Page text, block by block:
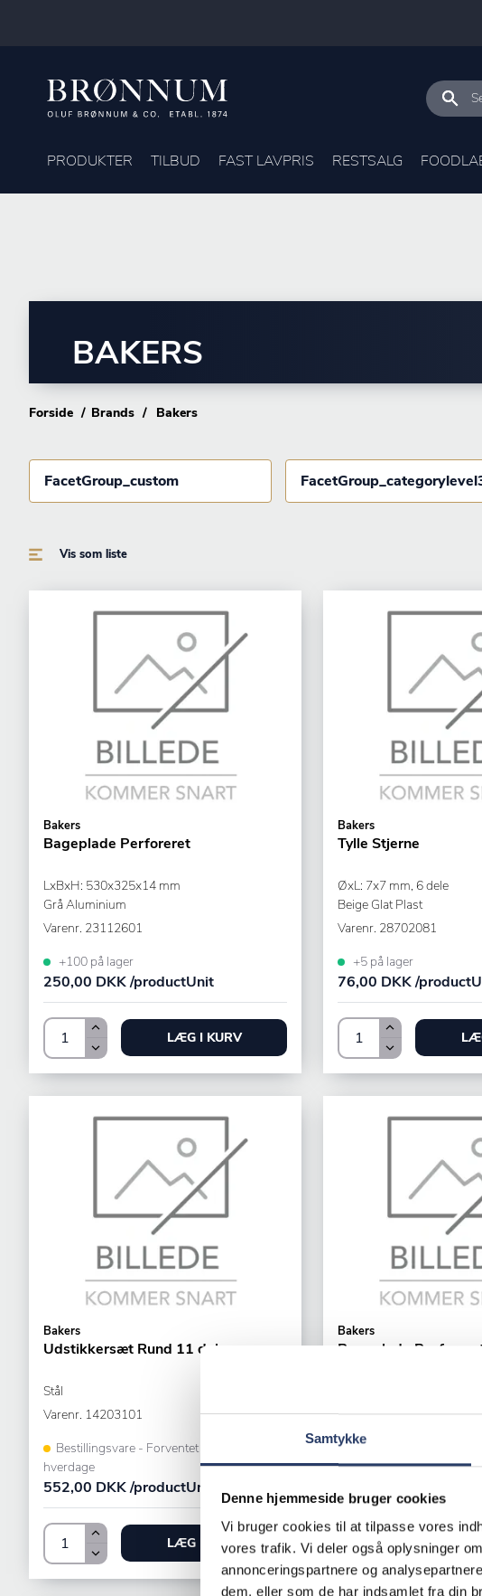
Samtykke
Denne hjemmeside bruger cookies
Vi bruger cookies til at tilpasse vores
vores trafik. Vi deler også oplysninger
annonceringspartnere og
dem, eller som de har indsamlet fra din
PRODUKTER TILBUD FAST LAVPRIS RESTSALG
BAKERS
Forside Brands Bakers
FacetGroup_custom
Vis som liste
Bakers
Bageplade Perforeret
LxBxH: 530x325x14 mm
Grå Aluminium
Varenr. 23112601
+100 på lager
250,00 DKK /productUnit
LÆG I KURV
Bakers
Tylle Stjerne
ØxL: 7x7 mm, 6 dele
Beige Glat Plast
Varenr. 28702081
+5 på lager
76,00 DKK /
Bakers
Udstikkersæt Rund 11 dele
Stål
Varenr. 14203101
Bestillingsvare - Forventet leveringstid 14
hverdage
552,00 DKK /productUnit
LÆG I KURV
Bakers
Bageplade Perforeret
Keramistk belægning
Varenr.
+100 på lager